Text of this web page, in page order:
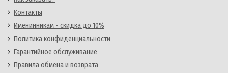
Контакты
Именинникам - скидка до 10%
Политика конфиденциальности
Гарантийное обслуживание
Правила обмена и возврата